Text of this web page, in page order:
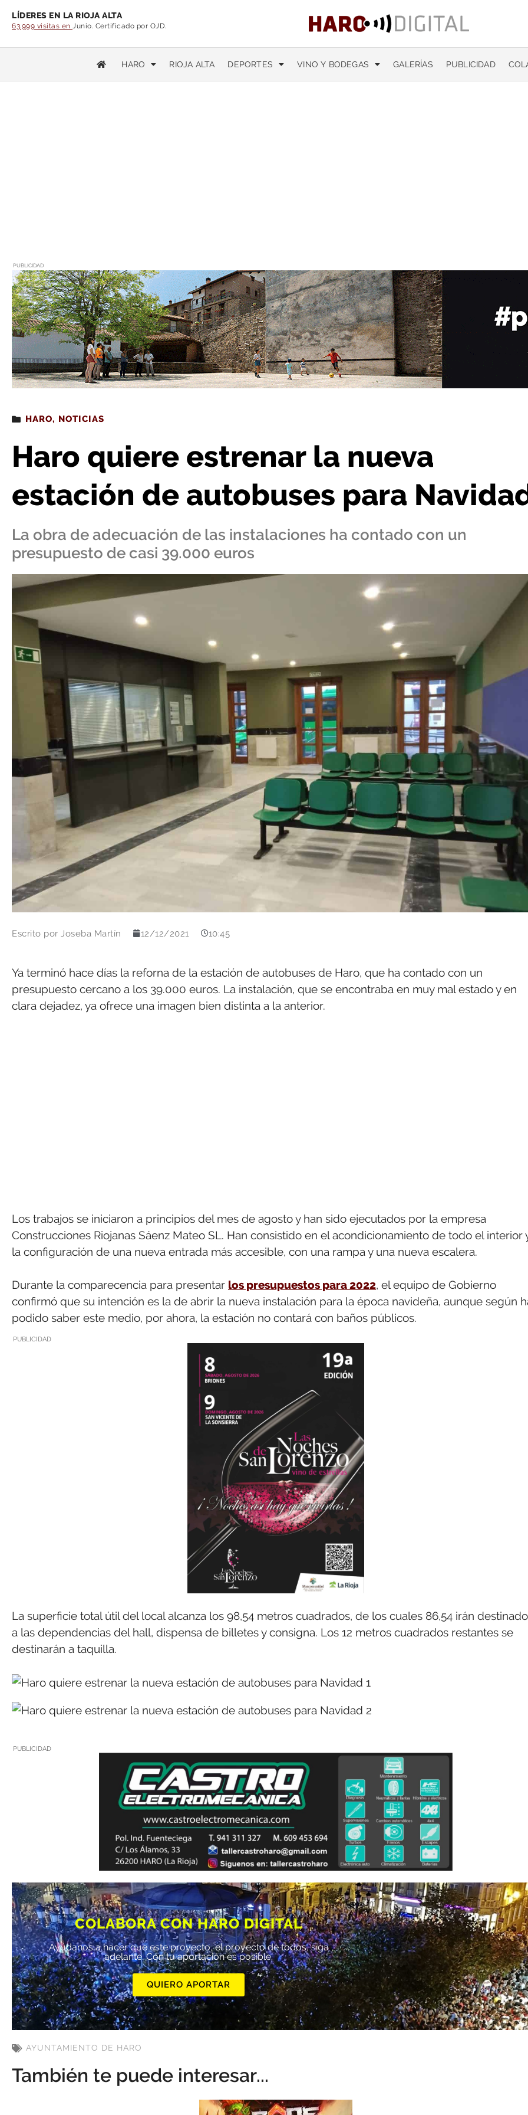
LÍDERES EN LA RIOJA ALTA
63.999 visitas en Junio. Certificado por OJD.
HARO RIOJA ALTA DEPORTES VINO Y BODEGAS GALERÍAS PUBLICIDAD
PUBLICIDAD
Estás leyendo: Haro quiere estrenar la nueva estación de autobuses para Navidad
HARO, NOTICIAS
Haro quiere estrenar la nueva
estación de autobuses para
La obra de adecuación de las instalaciones ha contado con un
presupuesto de casi 39.000 euros
Escrito por Joseba Martín 12/12/2021 10:45
Ya terminó hace días la reforna de la estación de autobuses de Haro, que ha contado con un
presupuesto cercano a los 39.000 euros. La instalación, que se encontraba en muy mal estado y en
clara dejadez, ya ofrece una imagen bien distinta a la anterior.
Los trabajos se iniciaron a principios del mes de agosto y han sido ejecutados por la empresa
Construcciones Riojanas Sáenz Mateo SL. Han consistido en el acondicionamiento de todo el interior
la configuración de una nueva entrada más accesible, con una rampa y una nueva escalera.
Durante la comparecencia para presentar los presupuestos para 2022, el equipo de Gobierno
confirmó que su intención es la de abrir la nueva instalación para la época navideña, aunque según
podido saber este medio, por ahora, la estación no contará con baños públicos.
PUBLICIDAD
La superficie total útil del local alcanza los 98,54 metros cuadrados, de los cuales 86,54 irán
a las dependencias del hall, dispensa de billetes y consigna. Los 12 metros cuadrados restantes se
destinarán a taquilla.
PUBLICIDAD
COLABORA CON HARO DIGITAL
Ayúdanos a hacer que este proyecto, el proyecto de todos, siga
adelante. Con tu aportación es posible.
QUIERO APORTAR
AYUNTAMIENTO DE HARO
También te puede interesar...